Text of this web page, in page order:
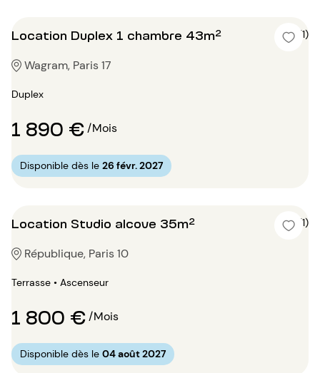
Location Duplex 1 chambre 43m² 5 (1)
Wagram, Paris 17
Duplex
1 890 €/Mois
Disponible dès le 26 févr. 2027
Location Studio alcove 35m² 5 (1)
République, Paris 10
Terrasse • Ascenseur
1 800 €/Mois
Disponible dès le 04 août 2027